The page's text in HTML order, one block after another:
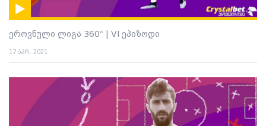
ეროვნული ლიგა 360° | VI ეპიზოდი
17 აპრ. 2021